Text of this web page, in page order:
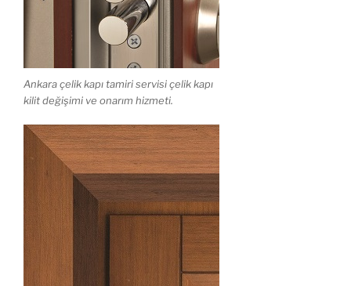
Ankara çelik kapı tamiri servisi çelik kapı
kilit değişimi ve onarım hizmeti.